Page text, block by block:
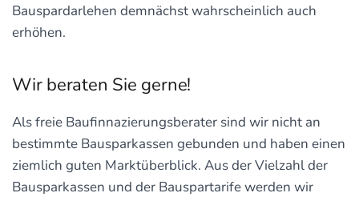
Bauspardarlehen demnächst wahrscheinlich auch
erhöhen.
Wir beraten Sie gerne!
Als freie Baufinnazierungsberater sind wir nicht an
bestimmte Bausparkassen gebunden und haben einen
ziemlich guten Marktüberblick. Aus der Vielzahl der
Bausparkassen und der Bauspartarife werden wir